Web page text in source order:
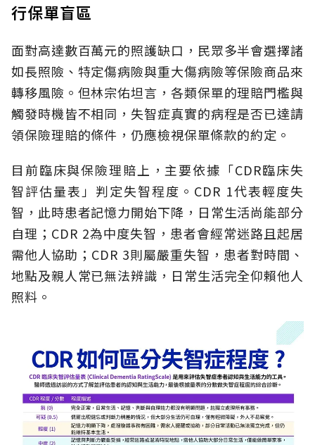
行保單盲區
面對高達數百萬元的照護缺口，民眾多半會選擇諸
如長照險、特定傷病險與重大傷病險等保險商品來
轉移風險。但林宗佑坦言，各類保單的理賠門檻與
觸發時機皆不相同，失智症真實的病程是否已達請
領保險理賠的條件，仍應檢視保單條款的約定。
目前臨床與保險理賠上，主要依據「CDR臨床失
智評估量表」判定失智程度。CDR 1代表輕度失
智，此時患者記憶力開始下降，日常生活尚能部分
自理；CDR 2為中度失智，患者會經常迷路且起居
需他人協助；CDR 3則屬嚴重失智，患者對時間、
地點及親人常已無法辨識，日常生活完全仰賴他人
照料。